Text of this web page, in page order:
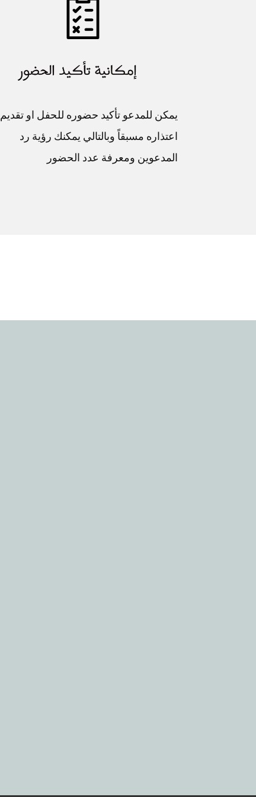
يمكن للمدعو تأكيد حضوره للحفل او تقديم
اعتذاره مسبقاً وبالتالي يمكنك رؤية رد
المدعوين ومعرفة عدد الحضور